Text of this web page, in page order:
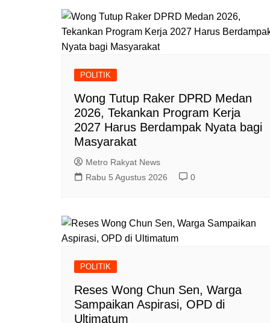
POLITIK
Wong Tutup Raker DPRD Medan
2026, Tekankan Program Kerja
2027 Harus Berdampak Nyata bagi
Masyarakat
Metro Rakyat News
Rabu 5 Agustus 2026
0
POLITIK
Reses Wong Chun Sen, Warga
Sampaikan Aspirasi, OPD di
Ultimatum